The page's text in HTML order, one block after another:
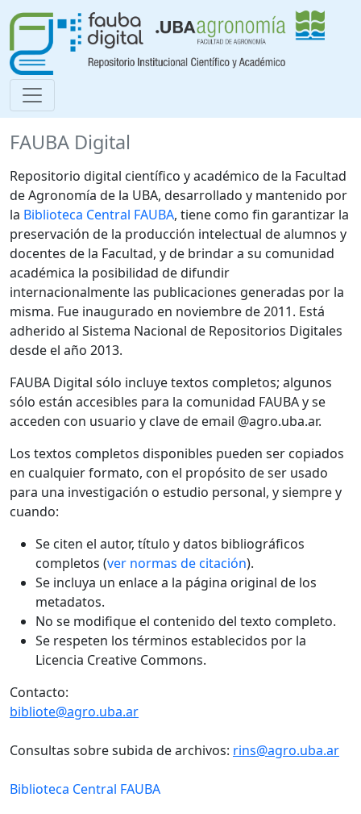
FAUBA Digital
Repositorio digital científico y académico de la Facultad
de Agronomía de la UBA, desarrollado y mantenido por
la Biblioteca Central FAUBA, tiene como fin garantizar la
preservación de la producción intelectual de alumnos y
docentes de la Facultad, y de brindar a su comunidad
académica la posibilidad de difundir
internacionalmente las publicaciones generadas por la
misma. Fue inaugurado en noviembre de 2011. Está
adherido al Sistema Nacional de Repositorios Digitales
desde el año 2013.
FAUBA Digital sólo incluye textos completos; algunos
sólo están accesibles para la comunidad FAUBA y se
acceden con usuario y clave de email @agro.uba.ar.
Los textos completos disponibles pueden ser copiados
en cualquier formato, con el propósito de ser usado
para una investigación o estudio personal, y siempre y
cuando:
Se citen el autor, título y datos bibliográficos
completos (ver normas de citación).
Se incluya un enlace a la página original de los
metadatos.
No se modifique el contenido del texto completo.
Se respeten los términos establecidos por la
Licencia Creative Commons.
Contacto:
bibliote@agro.uba.ar
Consultas sobre subida de archivos: rins@agro.uba.ar
Biblioteca Central FAUBA